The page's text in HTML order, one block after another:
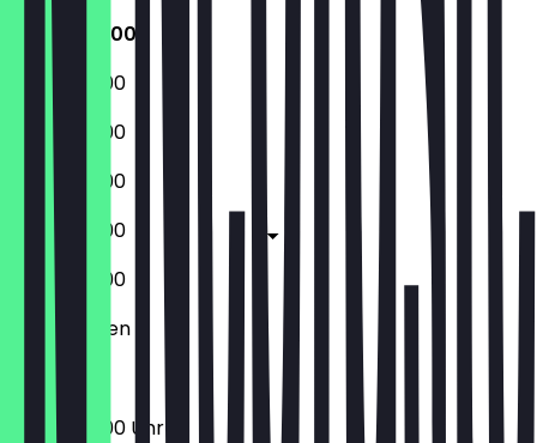
08:00 - 19:00
08:00 - 19:00
08:00 - 19:00
08:00 - 19:00
08:00 - 19:00
08:00 - 19:00
Geschlossen
08:00 - 19:00 Uhr